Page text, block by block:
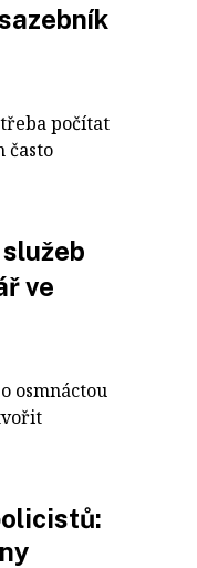
počítat
často
ve
osmnáctou